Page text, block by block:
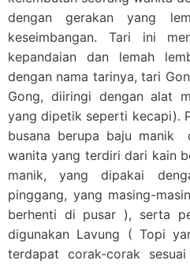
dengan gerakan yang
keseimbangan. Tari ini
kepandaian dan lemah
dengan nama tarinya, tari
Gong, diiringi dengan alat
yang dipetik seperti kecapi).
busana berupa baju manik
wanita yang terdiri dari kain
manik, yang dipakai
pinggang, yang masing-
berhenti di pusar ), serta
digunakan Lavung ( Topi
terdapat corak-corak